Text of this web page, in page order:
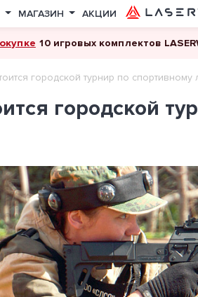
МАГАЗИН АКЦИИ
10 игровых комплектов
городской турнир по спортивному
городской